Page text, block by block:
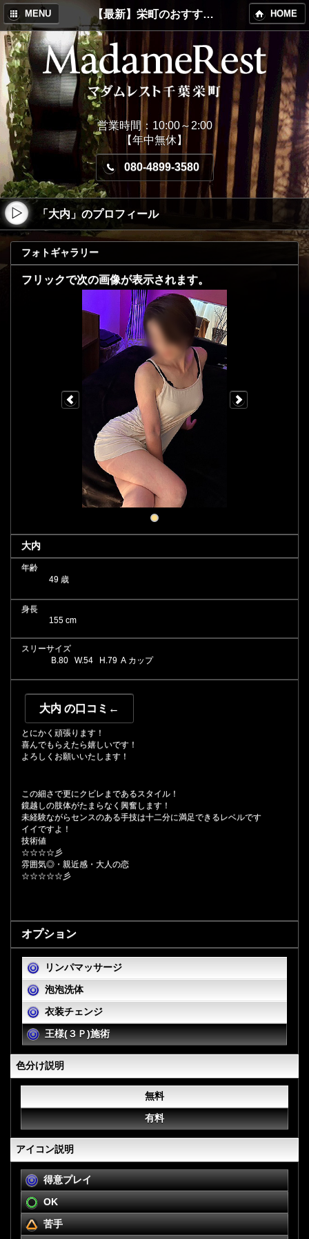
【最新】栄町のおすすめメンズエステ！MadameRest(マダムレスト)
MENU HOME
営業時間：10:00～2:00
【年中無休】
080-4899-3580
「大内」のプロフィール
フォトギャラリー
フリックで次の画像が表示されます。
大内
年齢
49 歳
身長
155 cm
スリーサイズ
B. 80 W.54 H. 79 A カップ
大内 の口コミ←
とにかく頑張ります！
喜んでもらえたら嬉しいです！
よろしくお願いいたします！
この細さで更にクビレまであるスタイル！
鏡越しの肢体がたまらなく興奮します！
未経験ながらセンスのある手技は十二分に満足できるレベルです
イイですよ！
技術値
☆☆☆☆彡
雰囲気◎・親近感・大人の恋
☆☆☆☆☆彡
オプション
リンパマッサージ
泡泡洗体
衣装チェンジ
王様(３Ｐ)施術
色分け説明
無料
有料
アイコン説明
得意プレイ
OK
苦手